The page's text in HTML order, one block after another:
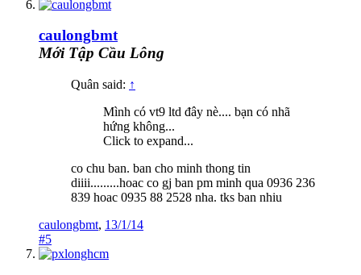
caulongbmt
Mới Tập Cầu Lông
Quân said: ↑
Mình có vt9 ltd đây nè.... bạn có nhã
hứng không...
Click to expand...
co chu ban. ban cho minh thong tin
diiii.........hoac co gj ban pm minh qua 0936 236
839 hoac 0935 88 2528 nha. tks ban nhiu
caulongbmt, 13/1/14
#5